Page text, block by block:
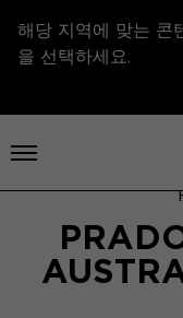
해당 지역에 맞는 콘
을 선택하세요.
메뉴 열기